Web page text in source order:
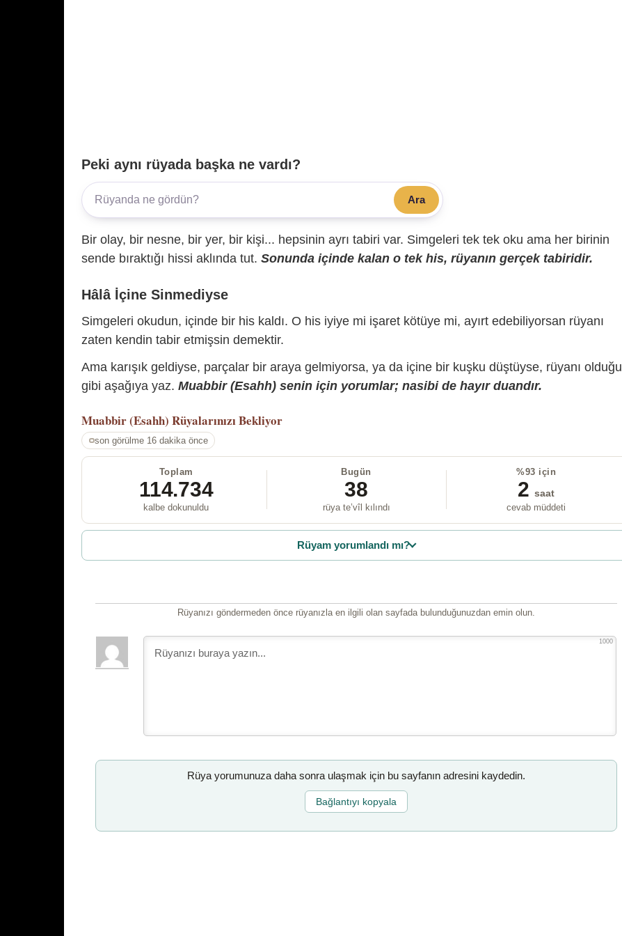
Peki aynı rüyada başka ne vardı?
Ara
Bir olay, bir nesne, bir yer, bir kişi... hepsinin ayrı tabiri var. Simgeleri tek tek oku ama her birinin
sende bıraktığı hissi aklında tut. Sonunda içinde kalan o tek his, rüyanın gerçek tabiridir.
Hâlâ İçine Sinmediyse
Simgeleri okudun, içinde bir his kaldı. O his iyiye mi işaret kötüye mi, ayırt edebiliyorsan rüyanı
zaten kendin tabir etmişsin demektir.
Ama karışık geldiyse, parçalar bir araya gelmiyorsa, ya da içine bir kuşku düştüyse, rüyanı olduğu
gibi aşağıya yaz. Muabbir (Esahh) senin için yorumlar; nasibi de hayır duandır.
Muabbir (Esahh) Rüyalarınızı Bekliyor
son görülme 16 dakika önce
Toplam
114.734
kalbe dokunuldu
Bugün
38
rüya te’vîl kılındı
%93 için
2 saat
cevab müddeti
Rüyam yorumlandı mı?
Rüyanızı göndermeden önce rüyanızla en ilgili olan sayfada bulunduğunuzdan emin olun.
1000
Rüya yorumunuza daha sonra ulaşmak için bu sayfanın adresini kaydedin.
Bağlantıyı kopyala